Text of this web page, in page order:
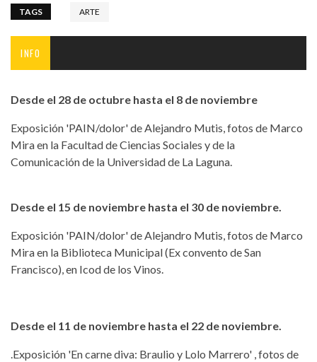
TAGS ARTE
INFO
Desde el 28 de octubre hasta el 8 de noviembre
Exposición 'PAIN/dolor' de Alejandro Mutis, fotos de Marco
Mira en la Facultad de Ciencias Sociales y de la
Comunicación de la Universidad de La Laguna.
Desde el 15 de noviembre hasta el 30 de noviembre.
Exposición 'PAIN/dolor' de Alejandro Mutis, fotos de Marco
Mira en la Biblioteca Municipal (Ex convento de San
Francisco), en Icod de los Vinos.
Desde el 11 de noviembre hasta el 22 de noviembre.
.Exposición 'En carne diva: Braulio y Lolo Marrero' , fotos de